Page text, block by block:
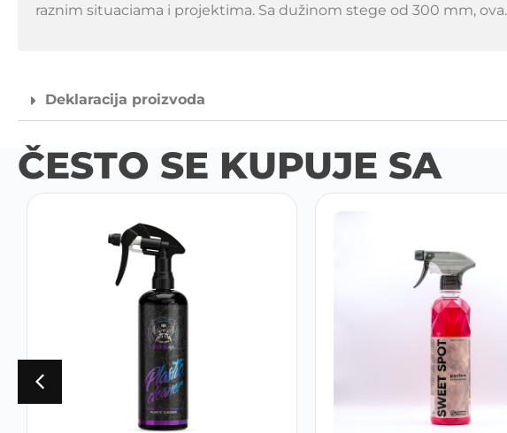
raznim situaciama i projektima. Sa dužinom stege od 300 mm, ova.
Deklaracija proizvoda
ČESTO SE KUPUJE SA